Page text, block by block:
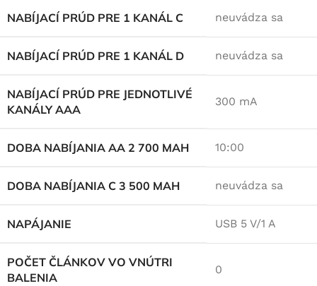
NABÍJACÍ PRÚD PRE 1 KANÁL C neuvádza sa
NABÍJACÍ PRÚD PRE 1 KANÁL D neuvádza sa
NABÍJACÍ PRÚD PRE JEDNOTLIVÉ
KANÁLY AAA
300 mA
DOBA NABÍJANIA AA 2 700 MAH 10:00
DOBA NABÍJANIA C 3 500 MAH neuvádza sa
NAPÁJANIE USB 5 V/1 A
POČET ČLÁNKOV VO VNÚTRI
BALENIA
0